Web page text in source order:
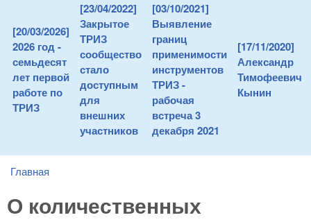
[20/03/2026]
2026 год -
семьдесят
лет первой
работе по
ТРИЗ
[23/04/2022]
Закрытое
ТРИЗ
сообщество
стало
доступным
для
внешних
участников
[03/10/2021]
Выявление
границ
применимости
инструментов
ТРИЗ -
рабочая
встреча 3
декабря 2021
[17/11/2020]
Александр
Тимофеевич
Кынин
You are here
Главная
О количественных